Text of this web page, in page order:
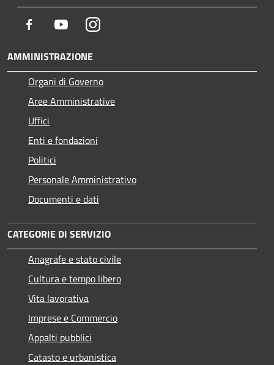
Facebook YoutubeInstagram
AMMINISTRAZIONE
Organi di Governo
Aree Amministrative
Uffici
Enti e fondazioni
Politici
Personale Amministrativo
Documenti e dati
CATEGORIE DI SERVIZIO
Anagrafe e stato civile
Cultura e tempo libero
Vita lavorativa
Imprese e Commercio
Appalti pubblici
Catasto e urbanistica